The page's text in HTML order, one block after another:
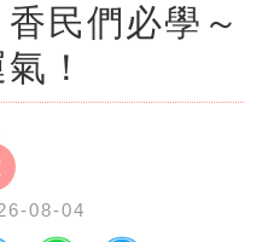
民們必學～
！
08-04